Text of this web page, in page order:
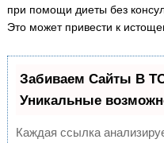
при помощи диеты без
Это может привести к
Забиваем Сайты В
Уникальные
Каждая ссылка